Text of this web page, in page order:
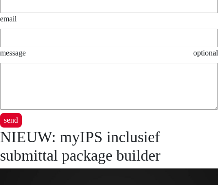
email
message optional
send
NIEUW: myIPS inclusief
submittal package builder